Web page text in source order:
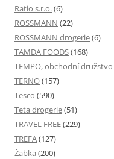
Ratio s.r.o.(6)
ROSSMANN (22)
ROSSMANN drogerie(6)
TAMDA FOODS(168)
TEMPO, obchodní družstvo
TERNO(157)
Tesco (590)
Teta drogerie(51)
TRAVEL FREE(229)
TREFA(127)
Žabka (200)